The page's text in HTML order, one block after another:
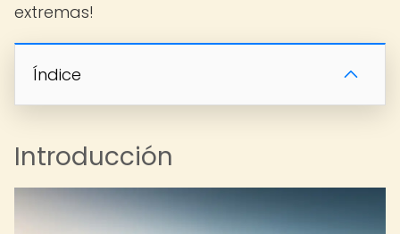
extremas!
Índice
Introducción